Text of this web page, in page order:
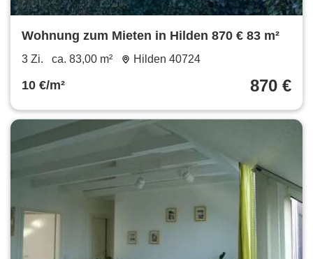
Wohnung zum Mieten in Hilden 870 € 83 m²
3 Zi. ca. 83,00 m² Hilden 40724
10 €/m² 870 €